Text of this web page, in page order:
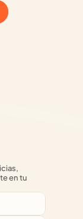
en tu